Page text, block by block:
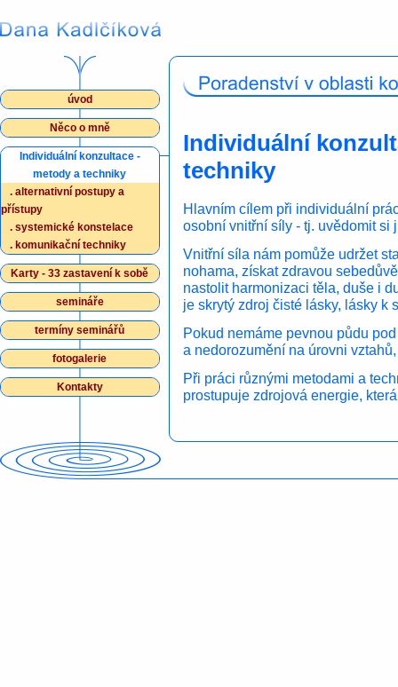
Individuální
techniky
Hlavním cílem při individuální
osobní vnitřní síly - tj. uvědomit si
Vnitřní síla nám pomůže udržet
nohama, získat zdravou
nastolit harmonizaci těla, duše i
je skrytý zdroj čisté lásky, lásky k
Pokud nemáme pevnou půdu
a nedorozumění na úrovni
Při práci různými metodami a
prostupuje zdrojová energie,
úvod
Něco o mně
Individuální konzultace -
metody a techniky
. alternativní postupy a
přístupy
. systemické konstelace
. komunikační techniky
Karty - 33 zastavení k sobě
semináře
termíny seminářů
fotogalerie
Kontakty